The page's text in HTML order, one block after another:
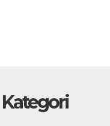
Kategori